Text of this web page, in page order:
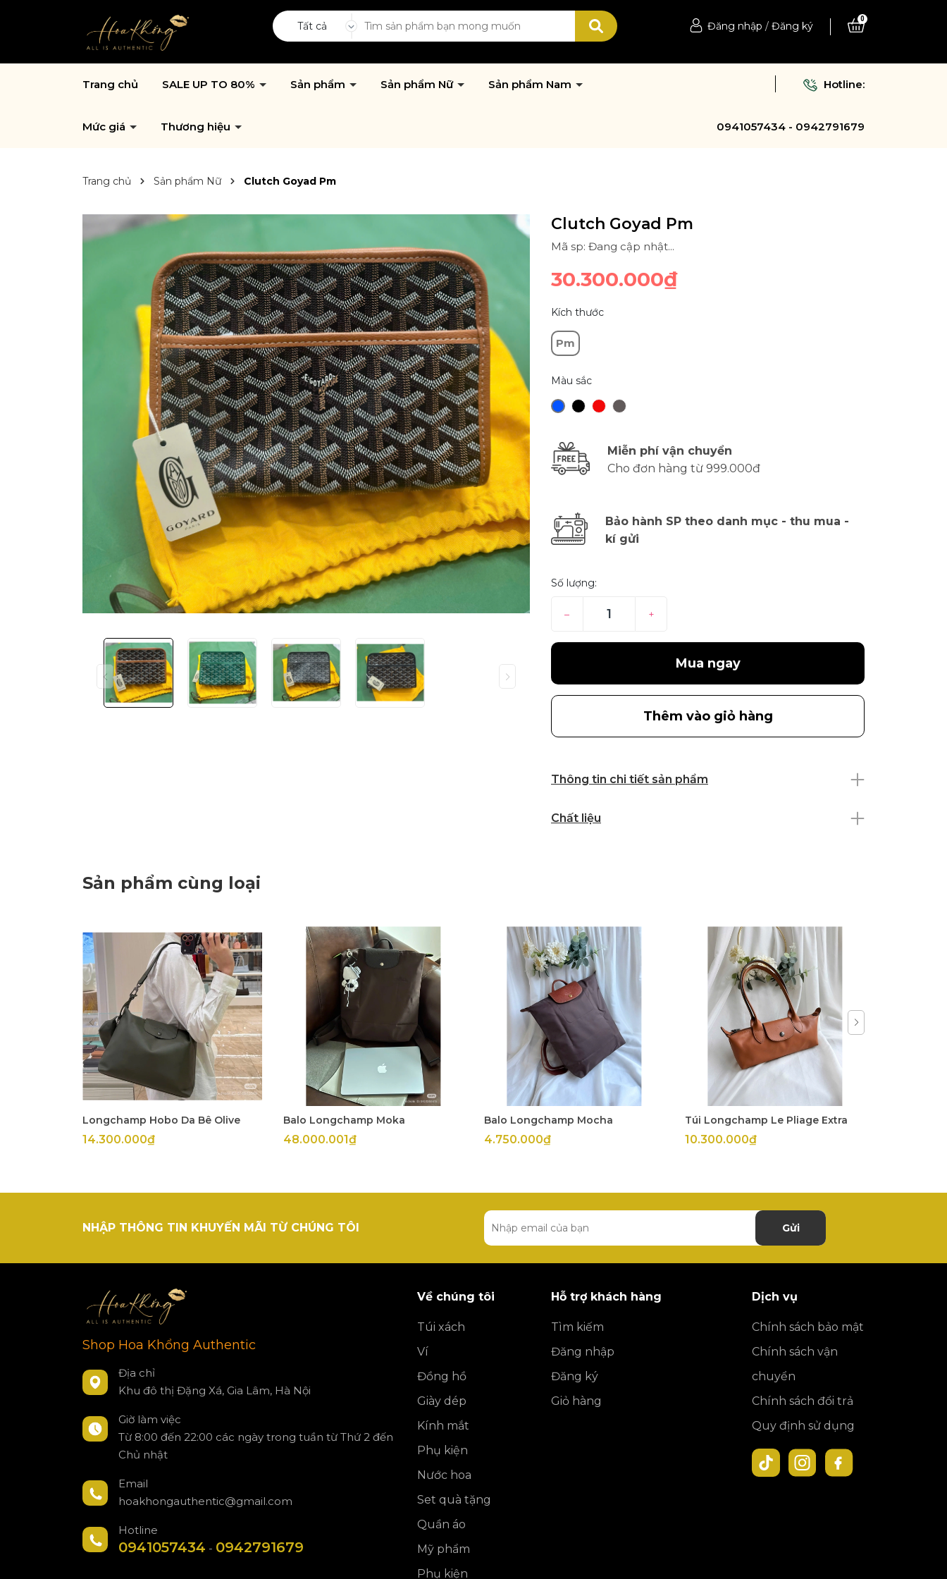
Tất cả Đăng nhập / Đăng ký
0
Trang chủ SALE UP TO 80% Sản phẩm Sản phẩm Nữ Sản phẩm Nam
Mức giá Thương hiệu
Hotline:
0941057434 - 0942791679
Trang chủ Sản phẩm Nữ Clutch Goyad Pm
Clutch Goyad Pm
Mã sp: Đang cập nhật...
30.300.000₫
Kích thước
Pm
Màu sắc
Miễn phí vận chuyển
Cho đơn hàng từ 999.000đ
Bảo hành SP theo danh mục - thu mua -
kí gửi
Số lượng:
– +
Mua ngay
Thêm vào giỏ hàng
Thông tin chi tiết sản phẩm
Chất liệu
Sản phẩm cùng loại
Longchamp Hobo Da Bê Olive
14.300.000₫
Balo Longchamp Moka
48.000.001₫
Balo Longchamp Mocha
4.750.000₫
Túi Longchamp Le Pliage Extra
10.300.000₫
NHẬP THÔNG TIN KHUYẾN MÃI TỪ CHÚNG TÔI Gửi
Shop Hoa Khổng Authentic
Địa chỉ
Khu đô thị Đặng Xá, Gia Lâm, Hà Nội
Giờ làm việc
Từ 8:00 đến 22:00 các ngày trong tuần từ Thứ 2 đến
Chủ nhật
Email
hoakhongauthentic@gmail.com
Hotline
0941057434 - 0942791679
Về chúng tôi
Túi xách
Ví
Đồng hồ
Giày dép
Kính mắt
Phụ kiện
Nước hoa
Set quà tặng
Quần áo
Mỹ phẩm
Phụ kiện
Hỗ trợ khách hàng
Tìm kiếm
Đăng nhập
Đăng ký
Giỏ hàng
Dịch vụ
Chính sách bảo mật
Chính sách vận
chuyển
Chính sách đổi trả
Quy định sử dụng